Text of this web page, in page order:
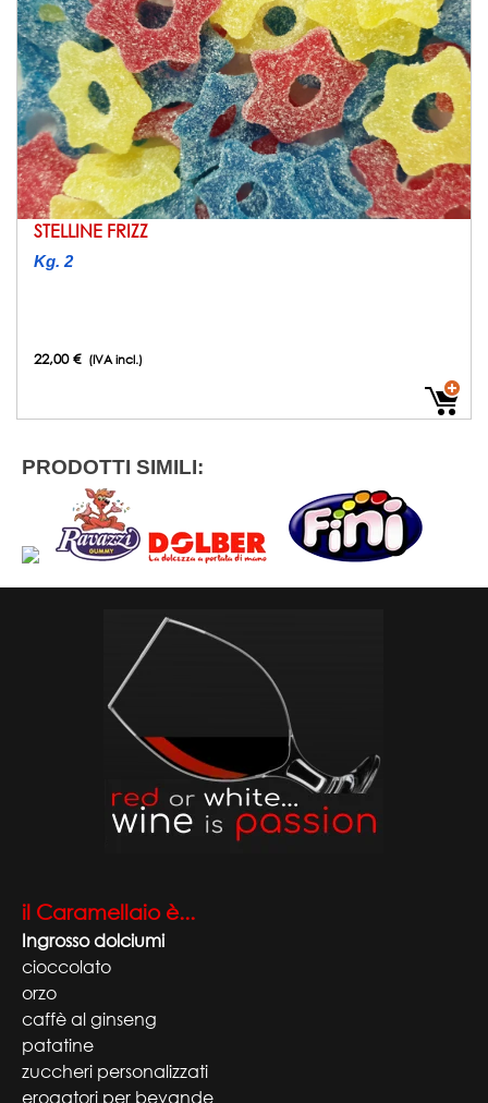
STELLINE FRIZZ
Kg. 2
22,00 € (IVA incl.)
PRODOTTI SIMILI:
il Caramellaio è...
Ingrosso dolciumi
cioccolato
orzo
caffè al ginseng
patatine
zuccheri personalizzati
erogatori per bevande